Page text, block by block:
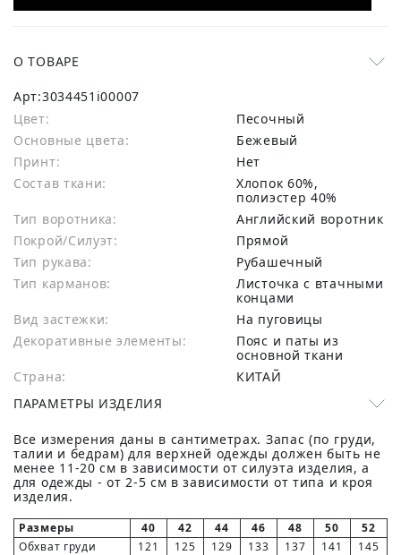
О ТОВАРЕ
Арт:3034451i00007
Цвет:
Песочный
Основные цвета:
бежевый
Принт:
Нет
Состав ткани:
хлопок 60%,
полиэстер 40%
Тип воротника:
Английский воротник
Покрой/Силуэт:
Прямой
Тип рукава:
Рубашечный
Тип карманов:
Листочка с втачными
концами
Вид застежки:
На пуговицы
Декоративные элементы:
Пояс и паты из
основной ткани
Страна:
КИТАЙ
ПАРАМЕТРЫ ИЗДЕЛИЯ
Все измерения даны в сантиметрах. Запас (по груди,
талии и бедрам) для верхней одежды должен быть не
менее 11-20 см в зависимости от силуэта изделия, а
для одежды - от 2-5 см в зависимости от типа и кроя
изделия.
Размеры 40 42 44 46 48 50
52
Обхват груди
121 125 129 133 137 141
145